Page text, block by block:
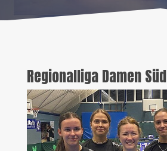
Regionalliga Damen Süd